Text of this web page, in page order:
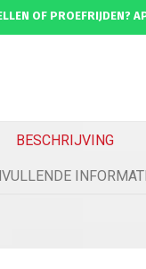
OF PROEFRIJDEN?
BESCHRIJVING